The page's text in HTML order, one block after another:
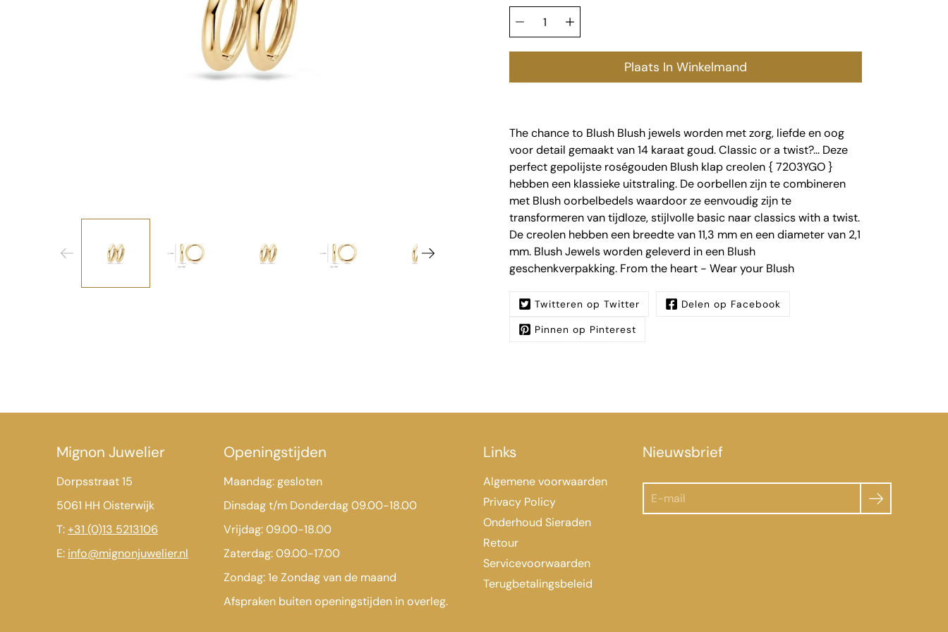
selector
Plaats In Winkelmand
The chance to Blush Blush jewels worden met zorg, liefde en oog
voor detail gemaakt van 14 karaat goud. Classic or a twist?... Deze
perfect gepolijste roségouden Blush klap creolen { 7203YGO }
hebben een klassieke uitstraling. De oorbellen zijn te combineren
met Blush oorbelbedels waardoor ze eenvoudig zijn te
transformeren van tijdloze, stijlvolle basic naar classics with a twist.
De creolen hebben een breedte van 11,3 mm en een diameter van 2,1
mm. Blush Jewels worden geleverd in een Blush
geschenkverpakking. From the heart - Wear your Blush
Twitteren op Twitter
Delen op Facebook
Pinnen op Pinterest
Mignon Juwelier
Dorpsstraat 15
5061 HH Oisterwijk
T:+31 (0)13 5213106
E: info@mignonjuwelier.nl
Openingstijden
Maandag: gesloten
Dinsdag t/m Donderdag 09.00-18.00
Vrijdag: 09.00-18.00
Zaterdag: 09.00-17.00
Zondag: 1e Zondag van de maand
Afspraken buiten openingstijden in overleg.
Links
Algemene voorwaarden
Privacy Policy
Onderhoud Sieraden
Retour
Servicevoorwaarden
Terugbetalingsbeleid
Nieuwsbrief